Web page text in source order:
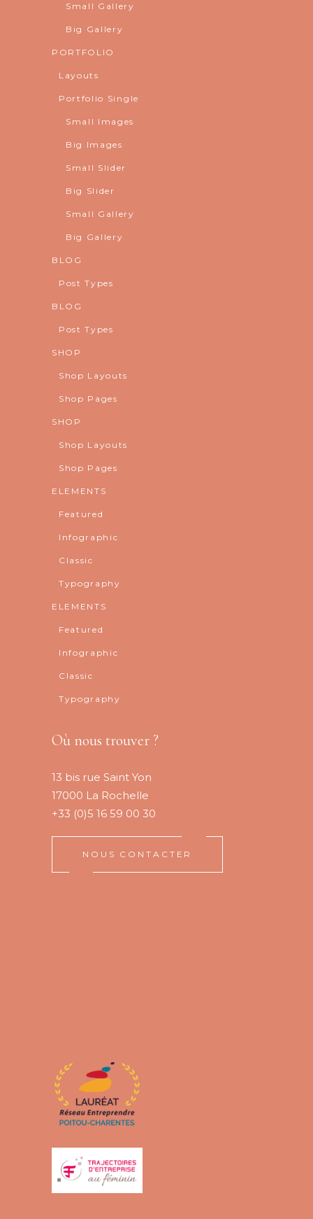
Small Gallery
Big Gallery
PORTFOLIO
Layouts
Portfolio Single
Small Images
Big Images
Small Slider
Big Slider
Small Gallery
Big Gallery
BLOG
Post Types
BLOG
Post Types
SHOP
Shop Layouts
Shop Pages
SHOP
Shop Layouts
Shop Pages
ELEMENTS
Featured
Infographic
Classic
Typography
ELEMENTS
Featured
Infographic
Classic
Typography
Où nous trouver ?
13 bis rue Saint Yon
17000 La Rochelle
+33 (0)5 16 59 00 30
NOUS CONTACTER